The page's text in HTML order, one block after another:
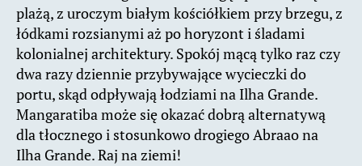
plażą, z uroczym białym kościółkiem przy brzegu, z
łódkami rozsianymi aż po horyzont i śladami
kolonialnej architektury. Spokój mącą tylko raz czy
dwa razy dziennie przybywające wycieczki do
portu, skąd odpływają łodziami na Ilha Grande.
Mangaratiba może się okazać dobrą alternatywą
dla tłocznego i stosunkowo drogiego Abraao na
Ilha Grande. Raj na ziemi!